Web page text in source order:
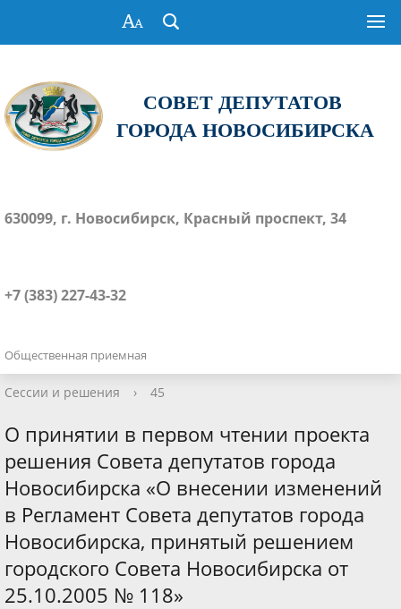
СОВЕТ ДЕПУТАТОВ
ГОРОДА НОВОСИБИРСКА
630099, г. Новосибирск, Красный проспект, 34
+7 (383) 227-43-32
Общественная приемная
Сессии и решения › 45
О принятии в первом чтении проекта
решения Совета депутатов города
Новосибирска «О внесении изменений
в Регламент Совета депутатов города
Новосибирска, принятый решением
городского Совета Новосибирска от
25.10.2005 № 118»